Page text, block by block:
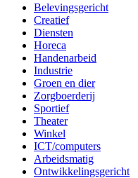
Belevingsgericht
Creatief
Diensten
Horeca
Handenarbeid
Industrie
Groen en dier
Zorgboerderij
Sportief
Theater
Winkel
ICT/computers
Arbeidsmatig
Ontwikkelingsgericht